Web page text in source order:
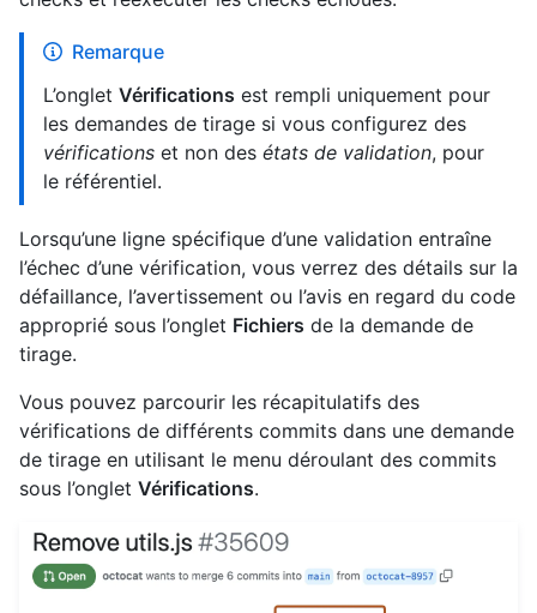
Remarque
L’onglet Vérifications est rempli uniquement pour
les demandes de tirage si vous configurez des
vérifications et non des états de validation, pour
le référentiel.
Lorsqu’une ligne spécifique d’une validation entraîne
l’échec d’une vérification, vous verrez des détails sur la
défaillance, l’avertissement ou l’avis en regard du code
approprié sous l’onglet Fichiers de la demande de
tirage.
Vous pouvez parcourir les récapitulatifs des
vérifications de différents commits dans une demande
de tirage en utilisant le menu déroulant des commits
sous l’onglet Vérifications.